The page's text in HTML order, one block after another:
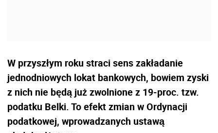
W przyszłym roku straci sens zakładanie
jednodniowych lokat bankowych, bowiem zyski
z nich nie będą już zwolnione z 19-proc. tzw.
podatku Belki. To efekt zmian w Ordynacji
podatkowej, wprowadzanych ustawą